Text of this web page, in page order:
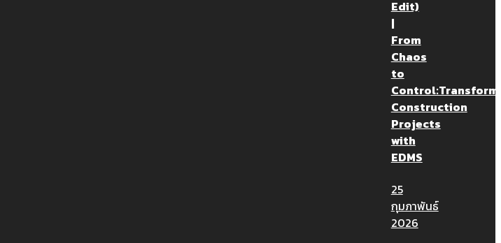
Edit)
|
From
Chaos
to
Construction
Projects
with
EDMS
25
กุมภาพันธ์
2026